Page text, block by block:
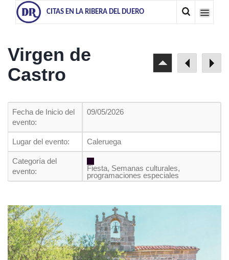
CITAS EN LA RIBERA DEL DUERO
Virgen de
Castro
Fecha de Inicio del
evento:
09/05/2026
Lugar del evento: Caleruega
Categoría del
evento:
Fiesta, Semanas culturales,
programaciones especiales